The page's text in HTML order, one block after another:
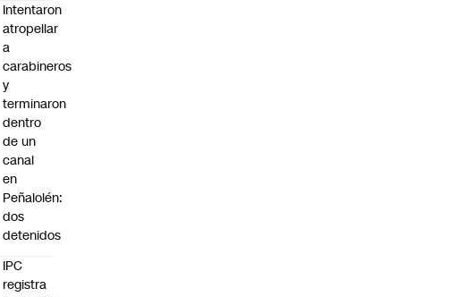
Intentaron
atropellar
a
carabineros
y
terminaron
dentro
de un
canal
en
Peñalolén:
dos
detenidos
IPC
registra